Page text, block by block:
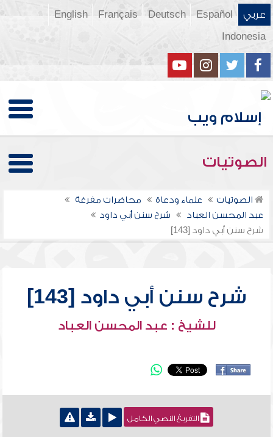
عربي Español
Deutsch
Français
English
Indonesia
الصوتيات
الصوتيات علماء ودعاة
محاضرات مفرغة
عبد المحسن العباد
شرح سنن أبي داود
شرح سنن أبي داود [143]
شرح سنن أبي داود [143]
للشيخ : عبد المحسن العباد
التفريغ النصي الكامل